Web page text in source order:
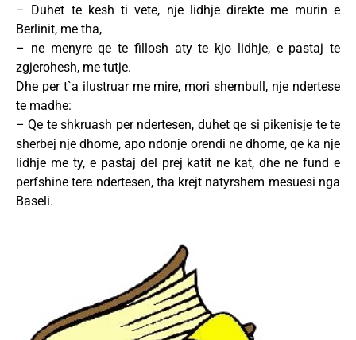
– Duhet te kesh ti vete, nje lidhje direkte me murin e
Berlinit, me tha,
– ne menyre qe te fillosh aty te kjo lidhje, e pastaj te
zgjerohesh, me tutje.
Dhe per t`a ilustruar me mire, mori shembull, nje ndertese
te madhe:
– Qe te shkruash per ndertesen, duhet qe si pikenisje te te
sherbej nje dhome, apo ndonje orendi ne dhome, qe ka nje
lidhje me ty, e pastaj del prej katit ne kat, dhe ne fund e
perfshine tere ndertesen, tha krejt natyrshem mesuesi nga
Baseli.